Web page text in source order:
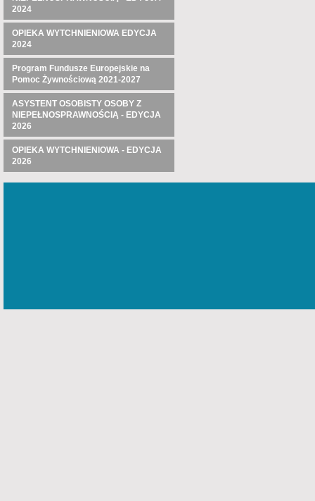
2024
OPIEKA WYTCHNIENIOWA EDYCJA
2024
Program Fundusze Europejskie na
Pomoc Żywnościową 2021-2027
ASYSTENT OSOBISTY OSOBY Z
NIEPEŁNOSPRAWNOŚCIĄ - EDYCJA
2026
OPIEKA WYTCHNIENIOWA - EDYCJA
2026